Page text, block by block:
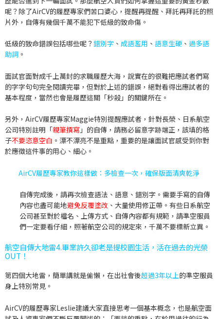
呢？除了AirCV的履歷專家們苦口婆心，提醒再提醒、拜託再拜託的照
片外，自傳有幾個千萬不能犯下低級的致命傷。
低級的致命錯誤包括哪些呢？錯別字 、 成語濫用 、 語意生硬 、 過多語
助詞 。
面試官面對成千上萬封的求職履歷大海，說實在的很難把應試者們寫
的字字句句完全閱讀完畢，但對於上述的錯誤，絕對看得出應試者的
基本程度，當然也會是履歷這關「秒殺」的關鍵所在。
另外，AirCV履歷專家Maggie特別提醒應試者，針對長榮、日系航空
公司特別註明「親筆撰寫 」的自傳，請務必留意字跡端正， 該填的格
子不要恣意空白 。漂不漂亮不是重點，重要的是讓面試官感受到你對
於應徵這件事的用心、細心。
AirCV履歷專家教你這樣做：多檢查一次，確保版面清爽乾淨
自傳完成後，請再次檢查語法、語意、錯別字。需要手寫的自傳
內容也盡可能地避免反覆塗改 、大量使用修正帶。有些日系航空
公司甚至對於檔名、上傳方式、自傳內容都有規範，請準空服員
們一定要看仔細，照著航空公司的規定來，千萬不要標新立異。
航空自傳大地雷4.畢業許久卻老是提校園生活，活在過去的光榮
OUT！
第四個大地雷，簡單講就是偷懶，在出社會後超過3年以上的準空服員
身上特別常見。
AirCV的履歷專家Leslie建議大家直接思考一個基本概念，也是航空面